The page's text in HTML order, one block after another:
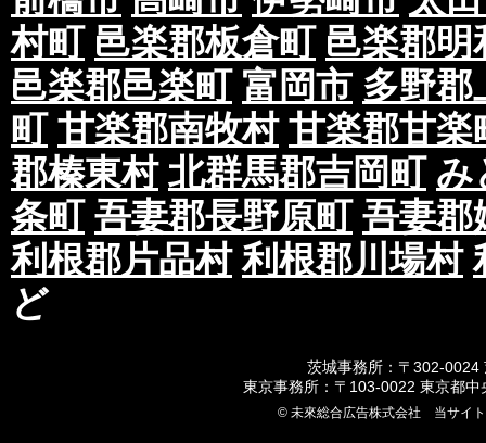
村町 邑楽郡板倉町 邑楽郡明
邑楽郡邑楽町 富岡市 多野郡
町 甘楽郡南牧村 甘楽郡甘楽
郡榛東村 北群馬郡吉岡町 み
条町 吾妻郡長野原町 吾妻郡
利根郡片品村 利根郡川場村
ど
茨城事務所：〒302-0024
東京事務所：〒103-0022 東京都
© 未來総合広告株式会社 当サイ